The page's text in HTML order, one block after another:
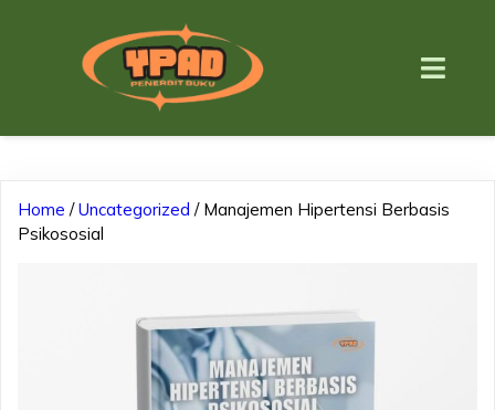
Home /Uncategorized / Manajemen Hipertensi Berbasis
Psikososial